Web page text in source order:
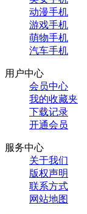
动漫手机
游戏手机
萌物手机
汽车手机
用户中心
会员中心
我的收藏夹
下载记录
开通会员
服务中心
关于我们
版权声明
联系方式
网站地图